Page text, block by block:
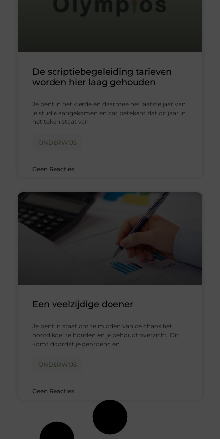
De scriptiebegeleiding tarieven
worden hier laag gehouden
Je bent in het vierde en daarmee het laatste jaar van
je studie aangekomen en dat betekent dat dit jaar in
het teken staat van
ONDERWIJS
Geen Reacties
Een veelzijdige doener
Je bent in staat om te midden van de chaos het
hoofd koel te houden en je behoudt overzicht. Dit
komt doordat je geordend en
ONDERWIJS
Geen Reacties